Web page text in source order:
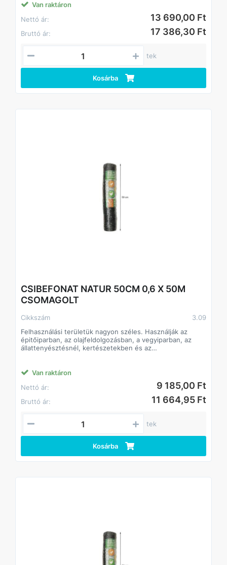
Van raktáron
Nettó ár:
13 690,00 Ft
Bruttó ár: 17 386,30 Ft
tek
Kosárba
CSIBEFONAT NATUR 50CM 0,6 X 50M
CSOMAGOLT
Cikkszám
3.09
Felhasználási területük nagyon széles. Használják az
épitőiparban, az olajfeldolgozásban, a vegyiparban, az
állattenyésztésnél, kertészetekben és az
Van raktáron
Nettó ár:
9 185,00 Ft
Bruttó ár: 11 664,95 Ft
tek
Kosárba